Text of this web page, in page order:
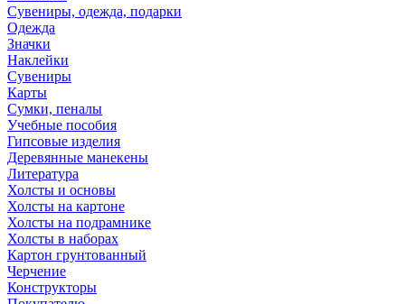
Сувениры, одежда, подарки
Одежда
Значки
Наклейки
Сувениры
Карты
Сумки, пеналы
Учебные пособия
Гипсовые изделия
Деревянные манекены
Литература
Холсты и основы
Холсты на картоне
Холсты на подрамнике
Холсты в наборах
Картон грунтованный
Черчение
Конструкторы